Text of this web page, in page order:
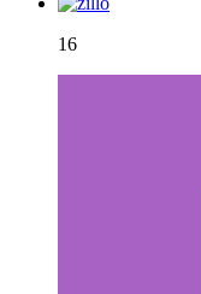
16